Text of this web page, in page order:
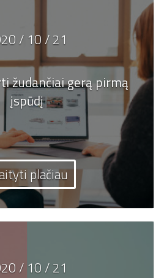
/ 10 / 21
žudančiai gerą pirmą
įspūdį
plačiau
/ 10 / 21